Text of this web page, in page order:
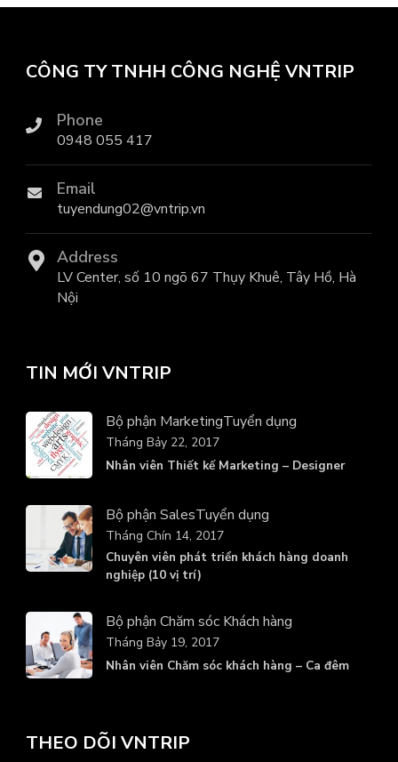
CÔNG TY TNHH CÔNG NGHỆ VNTRIP
Phone
0948 055 417
Email
tuyendung02@vntrip.vn
Address
LV Center, số 10 ngõ 67 Thụy Khuê, Tây Hồ, Hà
Nội
TIN MỚI VNTRIP
Bộ phận MarketingTuyển dụng
Nhân viên Thiết kế Marketing – Designer
Tháng Bảy 22, 2017
Bộ phận SalesTuyển dụng
Chuyên viên phát triển khách hàng doanh
nghiệp (10 vị trí)
Tháng Chín 14, 2017
Bộ phận Chăm sóc Khách hàng
Nhân viên Chăm sóc khách hàng – Ca đêm
Tháng Bảy 19, 2017
THEO DÕI VNTRIP